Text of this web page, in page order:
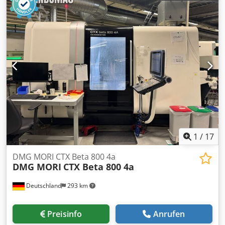
1100 mm Außenbreite 450 mm
1 / 17
Deutschland 293 km
DMG MORI CTX Beta 800 4a
DMG MORI CTX Beta 800 4a
Preisinfo Anrufen